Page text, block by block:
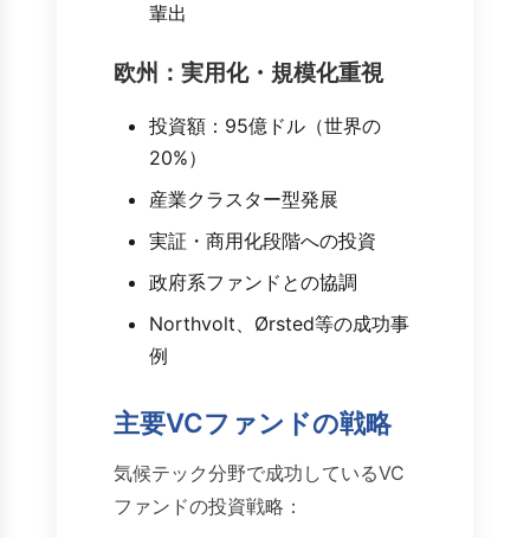
輩出
欧州：実用化・規模化重視
投資額：95億ドル（世界の
20%）
産業クラスター型発展
実証・商用化段階への投資
政府系ファンドとの協調
Northvolt、Ørsted等の成功事
例
主要VCファンドの戦略
気候テック分野で成功しているVC
ファンドの投資戦略：